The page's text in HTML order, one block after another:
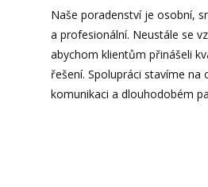
Naše poradenství je osobní,
a profesionální. Neustále se
abychom klientům přinášeli
řešení. Spolupráci stavíme na
komunikaci a dlouhodobém